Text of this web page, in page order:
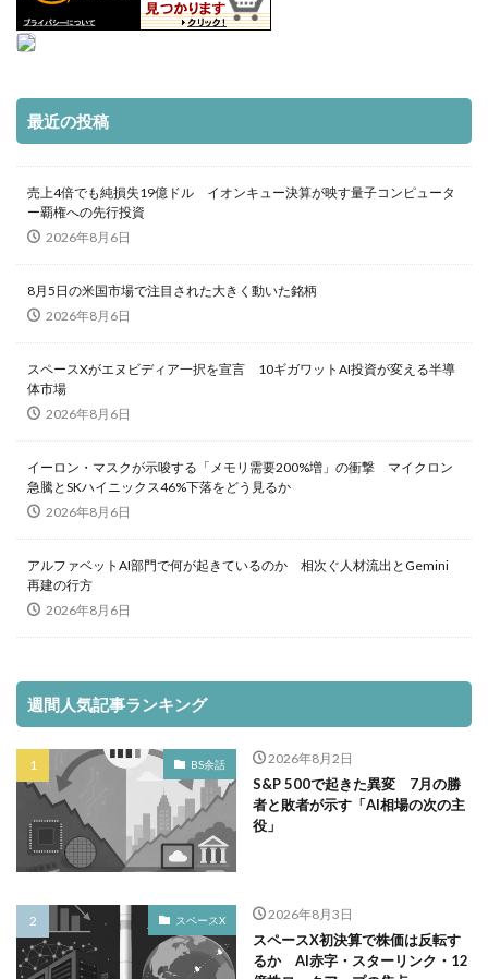
最近の投稿
売上4倍でも純損失19億ドル イオンキュー決算が映す量子コンピュータ
ー覇権への先行投資
2026年8月6日
8月5日の米国市場で注目された大きく動いた銘柄
2026年8月6日
スペースXがエヌビディア一択を宣言 10ギガワットAI投資が変える半導
体市場
2026年8月6日
イーロン・マスクが示唆する「メモリ需要200%増」の衝撃 マイクロン
急騰とSKハイニックス46%下落をどう見るか
2026年8月6日
アルファベットAI部門で何が起きているのか 相次ぐ人材流出とGemini
再建の行方
2026年8月6日
週間人気記事ランキング
BS余話 2026年8月2日
S&P 500で起きた異変 7月の勝
者と敗者が示す「AI相場の次の主
役」
スペースX 2026年8月3日
スペースX初決算で株価は反転す
るか AI赤字・スターリンク・12